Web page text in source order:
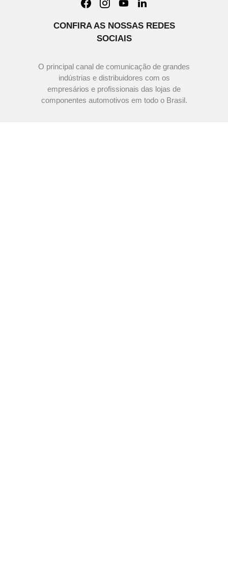
CONFIRA AS NOSSAS REDES
SOCIAIS
O principal canal de comunicação de grandes
indústrias e distribuidores com os
empresários e profissionais das lojas de
componentes automotivos em todo o Brasil.